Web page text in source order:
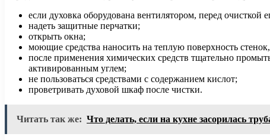
если духовка оборудована вентилятором, перед
надеть защитные перчатки;
открыть окна;
моющие средства наносить на теплую поверхность
после применения химических средств тщательно
активированным углем;
не пользоваться средствами с содержанием кислот;
проветривать духовой шкаф после чистки.
Читать так же: Что делать, если на кухне засорилась